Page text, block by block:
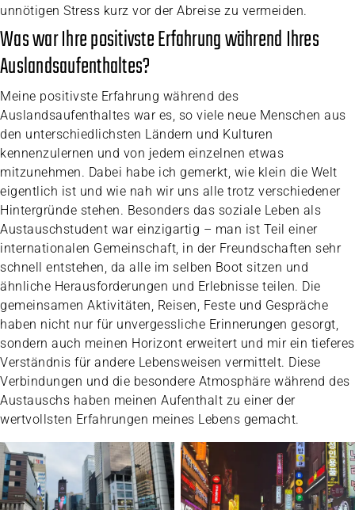
unnötigen Stress kurz vor der Abreise zu vermeiden.
Was war Ihre positivste Erfahrung während Ihres
Auslandsaufenthaltes?
Meine positivste Erfahrung während des
Auslandsaufenthaltes war es, so viele neue Menschen aus
den unterschiedlichsten Ländern und Kulturen
kennenzulernen und von jedem einzelnen etwas
mitzunehmen. Dabei habe ich gemerkt, wie klein die Welt
eigentlich ist und wie nah wir uns alle trotz verschiedener
Hintergründe stehen. Besonders das soziale Leben als
Austauschstudent war einzigartig – man ist Teil einer
internationalen Gemeinschaft, in der Freundschaften sehr
schnell entstehen, da alle im selben Boot sitzen und
ähnliche Herausforderungen und Erlebnisse teilen. Die
gemeinsamen Aktivitäten, Reisen, Feste und Gespräche
haben nicht nur für unvergessliche Erinnerungen gesorgt,
sondern auch meinen Horizont erweitert und mir ein tieferes
Verständnis für andere Lebensweisen vermittelt. Diese
Verbindungen und die besondere Atmosphäre während des
Austauschs haben meinen Aufenthalt zu einer der
wertvollsten Erfahrungen meines Lebens gemacht.